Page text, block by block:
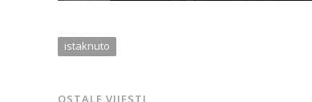
istaknuto
OSTALE VIJESTI